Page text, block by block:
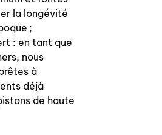
la longévité
;
: en tant que
nous
à
déjà
de haute